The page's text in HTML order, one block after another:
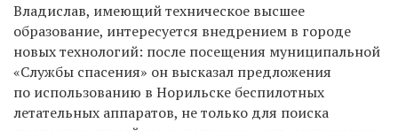
Владислав, имеющий техническое высшее
образование, интересуется внедрением в городе
новых технологий: после посещения муниципальной
«Службы спасения» он высказал предложения
по использованию в Норильске беспилотных
летательных аппаратов, не только для поиска